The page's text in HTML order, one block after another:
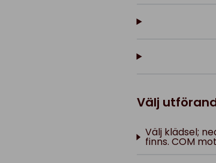
Välj
Välj klädsel;
finns. COM